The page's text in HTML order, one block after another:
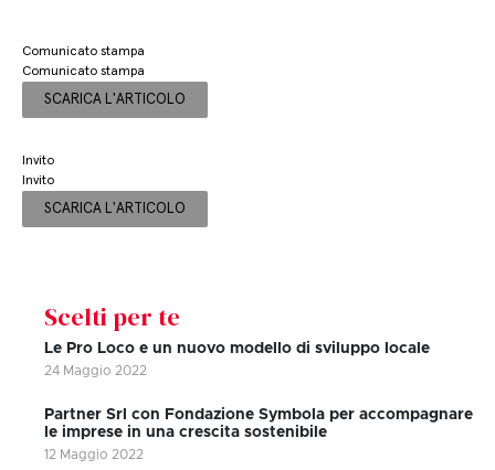
Comunicato stampa
Comunicato stampa
SCARICA L'ARTICOLO
Invito
Invito
SCARICA L'ARTICOLO
Scelti per te
Le Pro Loco e un nuovo modello di sviluppo locale
24 Maggio 2022
Partner Srl con Fondazione Symbola per accompagnare
le imprese in una crescita sostenibile
12 Maggio 2022